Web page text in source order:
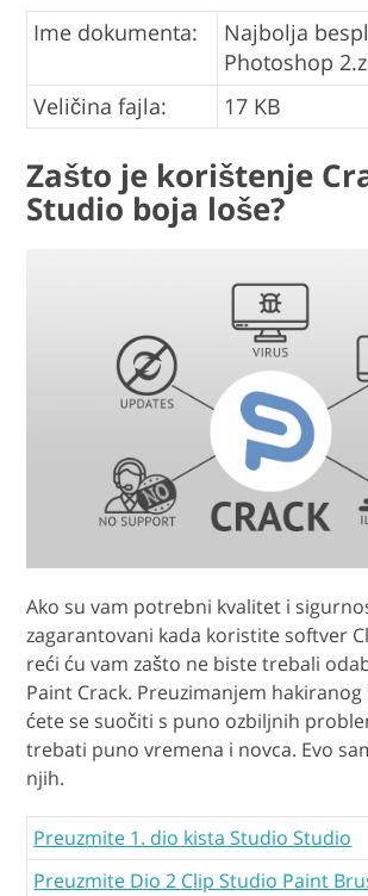
Ime dokumenta:
Najbolja
Photoshop
Veličina fajla:
17 KB
Zašto je korištenje
Studio boja loše?
Ako su vam potrebni kvalitet i
zagarantovani kada koristite softver
reći ću vam zašto ne biste trebali
Paint Crack. Preuzimanjem
ćete se suočiti s puno ozbiljnih
trebati puno vremena i novca. Evo
njih.
Preuzmite 1. dio kista Studio Studio
Preuzmite Dio 2 Clip Studio Paint